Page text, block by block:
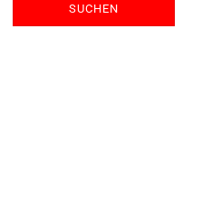
SUCHEN